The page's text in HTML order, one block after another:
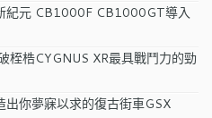
紀元 CB1000F CB1000GT導入
桎梏CYGNUS XR最具戰鬥力的勁
出你夢寐以求的復古街車GSX